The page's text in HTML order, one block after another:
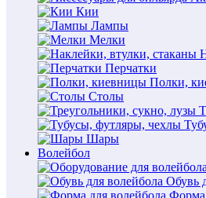
Кии
Лампы
Мелки
Перчатки
Полки,
Столы
Шары
Волейбол
Обувь
Форма